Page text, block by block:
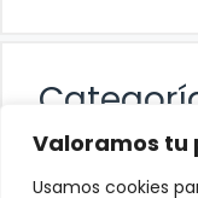
Valoramos tu
Usamos cookies
Cultura